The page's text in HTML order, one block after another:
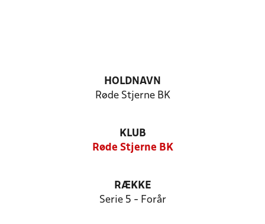
HOLDNAVN
Røde Stjerne BK
KLUB
Røde Stjerne BK
RÆKKE
Serie 5 - Forår